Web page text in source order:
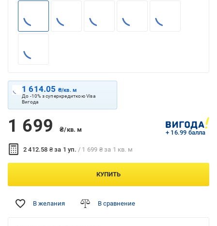
1 614.05 ₴/кв. м
До -10% з суперкредиткою Visa
Вигода
1 699 ₴/кв. м + 16.99 балла
2 412.58 ₴ за 1 уп. / 1 699 ₴ за 1 кв. м
КУПИТЬ
В желания В сравнение